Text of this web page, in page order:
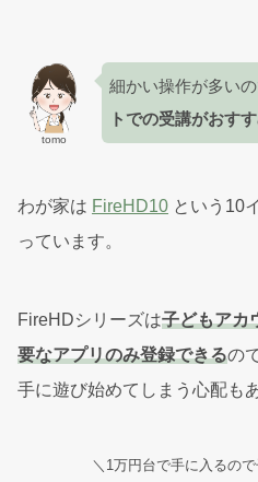
tomo
細かい操作が多い
トでの受講がおす
わが家は FireHD10 という10
っています。
FireHDシリーズは子どもアカ
要なアプリのみ登録できるの
手に遊び始めてしまう心配も
＼1万円台で手に入るの